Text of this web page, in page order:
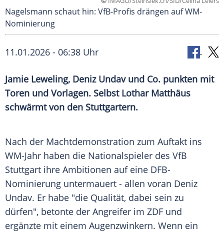
Nagelsmann schaut hin: VfB-Profis drängen auf WM-
Nominierung
11.01.2026 - 06:38 Uhr
Jamie Leweling, Deniz Undav und Co. punkten mit
Toren und Vorlagen. Selbst Lothar Matthäus
schwärmt von den Stuttgartern.
Nach der Machtdemonstration zum Auftakt ins
WM-Jahr haben die Nationalspieler des VfB
Stuttgart ihre Ambitionen auf eine DFB-
Nominierung untermauert - allen voran Deniz
Undav. Er habe "die Qualität, dabei sein zu
dürfen", betonte der Angreifer im ZDF und
ergänzte mit einem Augenzwinkern. Wenn ein